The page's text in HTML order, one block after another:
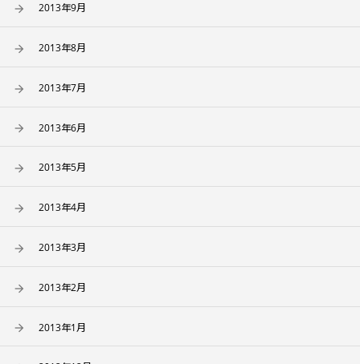
2013年9月
2013年8月
2013年7月
2013年6月
2013年5月
2013年4月
2013年3月
2013年2月
2013年1月